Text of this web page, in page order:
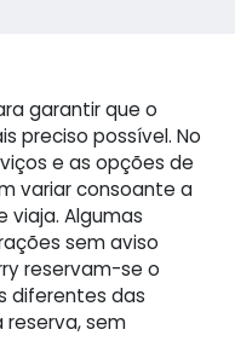
garantir que o
preciso possível. No
e as opções de
variar consoante a
viaja. Algumas
sem aviso
reservam-se o
diferentes das
sem